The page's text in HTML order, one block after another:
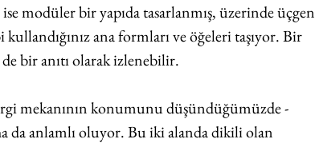
modüler bir yapıda tasarlanmış, üzerinde üçgen
ana formları ve öğeleri taşıyor. Bir
bir anıtı olarak izlenebilir.
mekanının konumunu düşündüğümüzde -
da anlamlı oluyor. Bu iki alanda dikili olan